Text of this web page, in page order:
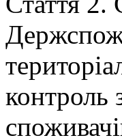
контроль